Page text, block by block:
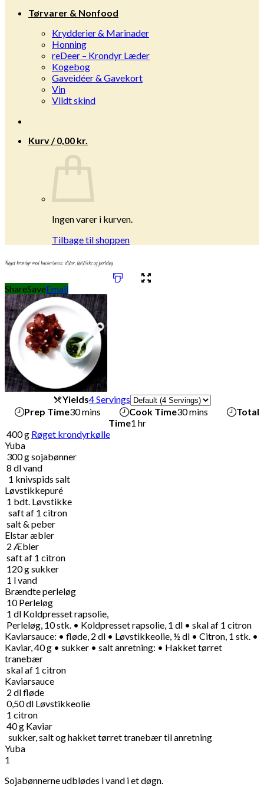
Tørvarer & Nonfood
Krydderier & Marinader
Honning
reDeer – Krondyr Læder
Kogebog
Gaveidéer & Gavekort
Vin
Vildt skind
Kurv /0,00 kr.
Ingen varer i kurven.
Tilbage til shoppen
Røget krondyr med kaviarsauce, elstar, løvstikke og perleløg
ShareSaveEmail
Yields4 ServingsServings
Prep Time30 mins Cook Time30 mins
Total
Time1 hr
400g Røget krondyrkølle
Yuba
300gsojabønner
8 dlvand
1 knivspids salt
Løvstikkepuré
1 bdt. Løvstikke
saft af 1 citron
salt & peber
Elstar æbler
2 Æbler
saft af 1 citron
120gsukker
1 lvand
Brændte perleløg
10 Perleløg
1 dl Koldpresset rapsolie,
Perleløg, 10 stk. • Koldpresset rapsolie, 1 dl • skal af 1 citron
Kaviarsauce: • fløde, 2 dl • Løvstikkeolie, ½ dl • Citron, 1 stk. •
Kaviar, 40 g • sukker • salt anretning: • Hakket tørret
tranebær
skal af 1 citron
Kaviarsauce
2 dlfløde
0,50dl Løvstikkeolie
1 citron
40g Kaviar
sukker, salt og hakket tørret tranebær til anretning
Yuba
1
Sojabønnerne udblødes i vand i et døgn.